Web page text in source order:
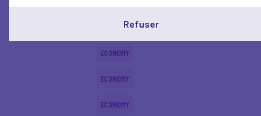
ECONOMY
ECONOMY
ECONOMY
ECONOMY
Refuser